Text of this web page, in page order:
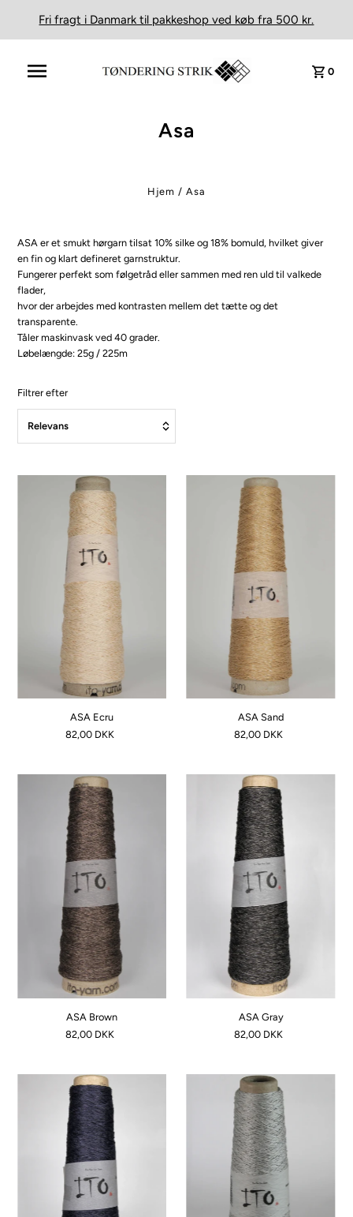
Fri fragt i Danmark til pakkeshop ved køb fra 500 kr.
0
Asa
Hjem / Asa
ASA er et smukt hørgarn tilsat 10% silke og 18% bomuld, hvilket giver
en fin og klart defineret garnstruktur.
Fungerer perfekt som følgetråd eller sammen med ren uld til valkede
flader,
hvor der arbejdes med kontrasten mellem det tætte og det
transparente.
Tåler maskinvask ved 40 grader.
Løbelængde: 25g / 225m
Filtrer efter
Mest relevante
Bestsellere
Alfabetisk, A-Å
Alfabetisk, Å-A
Pris, lav til høj
Pris, høj til lav
Dato, nyere til ældre
ASA Ecru
82,00 DKK
ASA Sand
82,00 DKK
ASA Brown
82,00 DKK
ASA Gray
82,00 DKK